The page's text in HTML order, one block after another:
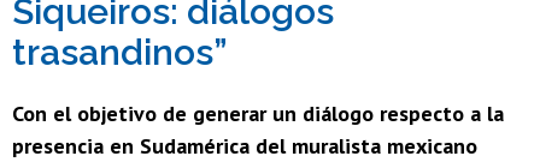
Siqueiros: diálogos
trasandinos”
Con el objetivo de generar un diálogo respecto a la
presencia en Sudamérica del muralista mexicano